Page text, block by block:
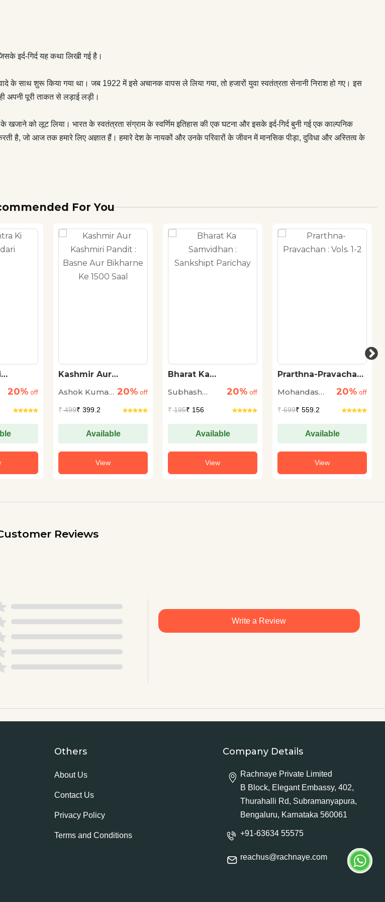
इर्द-गिर्द यह कथा लिखी गई है।
के साथ शुरू किया गया था। जब 1922 में इसे अचानक वापस ले लिया गया, तो हजारों युवा स्वतंत्रता सेनानी निराश हो गए। इस
अपनी पूरी ताकत से लड़ाई लड़ी।
को लूट लिया। भारत के स्वतंत्रता संग्राम के स्वर्णिम इतिहास की एक घटना और इसके इर्द-गिर्द बुनी गई एक काल्पनिक
है, जो आज तक हमारे लिए अज्ञात हैं। हमारे देश के नायकों और उनके परिवारों के जीवन में मानसिक पीड़ा, दुविधा और अस्तित्व के
For You
20% off
Kashmir Aur
Basne Aur Bikharne
Ashok Kumar 20% off
₹499₹ 399.2
Available
View
Bharat Ka
Sankshipt Parichay
Subhash
20% off
₹195₹ 156
Available
View
Prarthna-Pravachan :
Mohandas
20% off
₹699₹ 559.2
Available
View
Reviews
Write a Review
Others
About Us
Contact Us
Privacy Policy
Terms and Conditions
Company Details
Rachnaye Private Limited
B Block, Elegant Embassy, 402,
Thurahalli Rd, Subramanyapura,
Bengaluru, Karnataka 560061
+91-63634 55575
reachus@rachnaye.com